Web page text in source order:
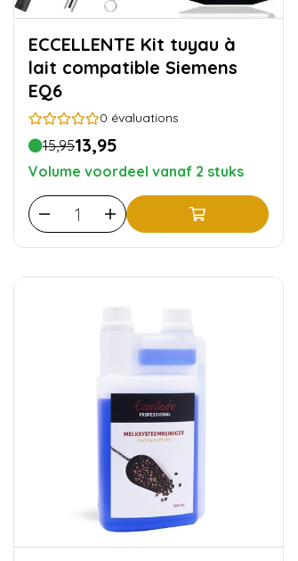
ECCELLENTE Kit tuyau à
lait compatible Siemens
EQ6
0 évaluations
15,9513,95
Volume voordeel vanaf 2 stuks